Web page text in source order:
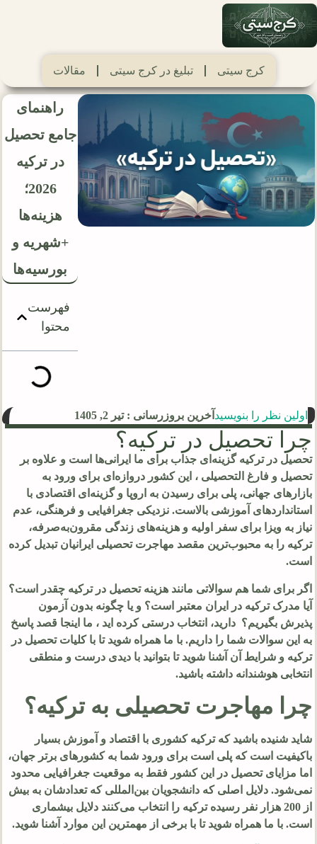
کرج سیتی تبلیغ در کرج سیتی مقالات
راهنمای
جامع تحصیل
در ترکیه
2026؛
هزینه‌ها
+شهریه و
بورسیه‌ها
فهرست
محتوا
اولین نظر را بنویسید آخرین بروزرسانی : تیر 2, 1405
چرا تحصیل در ترکیه؟
تحصیل در ترکیه گزینه‌ای جذاب برای ما ایرانی‌ها است و علاوه بر
تحصیل و فارغ التحصیلی ، این کشور دروازه‌ای برای ورود به
بازارهای جهانی، پلی برای رسیدن به اروپا و گزینه‌ای اقتصادی با
استانداردهای آموزشی بالاست. نزدیکی جغرافیایی و فرهنگی، عدم
نیاز به ویزا برای سفر اولیه و هزینه‌های زندگی مقرون‌به‌صرفه،
ترکیه را به محبوب‌ترین مقصد مهاجرت تحصیلی ایرانیان تبدیل کرده
است.
اگر برای شما هم سوالاتی مانند هزینه تحصیل در ترکیه چقدر است؟
آیا مدرک ترکیه در ایران معتبر است؟ و یا چگونه بدون آزمون
پذیرش بگیریم؟ دارید، انتخاب درستی کرده اید ، ما اینجا قصد پاسخ
به این سوالات شما را داریم. با ما همراه شوید تا با کلیات تحصیل در
ترکیه و شرایط آن آشنا شوید تا بتوانید با دیدی درست و منطقی
انتخابی هوشندانه داشته باشید.
چرا مهاجرت تحصیلی به ترکیه؟
شاید شنیده باشید که ترکیه کشوری با اقتصاد و آموزش بسیار
باکیفیت است که پلی است برای ورود شما به کشورهای برتر جهان،
اما مزایای تحصیل در این کشور فقط به موقعیت جغرافیایی محدود
نمی‌شود. دلایل اصلی که دانشجویان بین‌المللی که تعدادشان به بیش
از 200 هزار نفر رسیده ترکیه را انتخاب می‌کنند دلایل بیشماری
است. با ما همراه شوید تا با برخی از مهمترین این موارد آشنا شوید.